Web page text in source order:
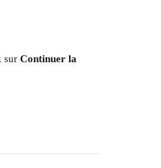
sur Continuer la